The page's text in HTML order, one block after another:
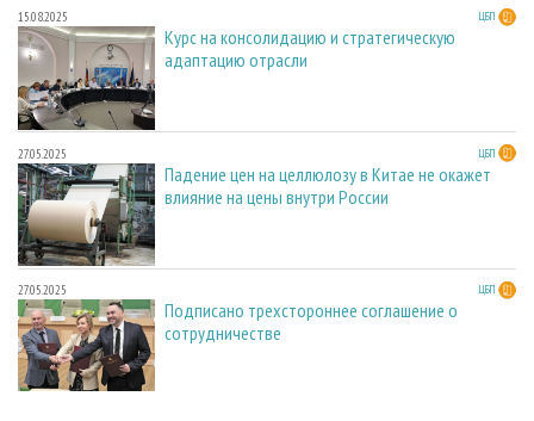
15.08.2025 ЦБП
Курс на консолидацию и стратегическую
адаптацию отрасли
27.05.2025 ЦБП
Падение цен на целлюлозу в Китае не окажет
влияние на цены внутри России
27.05.2025 ЦБП
Подписано трехстороннее соглашение о
сотрудничестве